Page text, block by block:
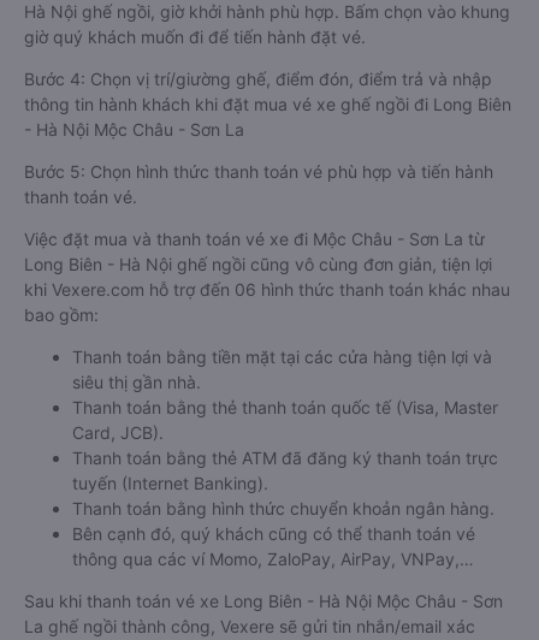
Hà Nội ghế ngồi, giờ khởi hành phù hợp. Bấm chọn vào khung
giờ quý khách muốn đi để tiến hành đặt vé.
Bước 4: Chọn vị trí/giường ghế, điểm đón, điểm trả và nhập
thông tin hành khách khi đặt mua vé xe ghế ngồi đi Long Biên
- Hà Nội Mộc Châu - Sơn La
Bước 5: Chọn hình thức thanh toán vé phù hợp và tiến hành
thanh toán vé.
Việc đặt mua và thanh toán vé xe đi Mộc Châu - Sơn La từ
Long Biên - Hà Nội ghế ngồi cũng vô cùng đơn giản, tiện lợi
khi Vexere.com hỗ trợ đến 06 hình thức thanh toán khác nhau
bao gồm:
Thanh toán bằng tiền mặt tại các cửa hàng tiện lợi và
siêu thị gần nhà.
Thanh toán bằng thẻ thanh toán quốc tế (Visa, Master
Card, JCB).
Thanh toán bằng thẻ ATM đã đăng ký thanh toán trực
tuyến (Internet Banking).
Thanh toán bằng hình thức chuyển khoản ngân hàng.
Bên cạnh đó, quý khách cũng có thể thanh toán vé
thông qua các ví Momo, ZaloPay, AirPay, VNPay,…
Sau khi thanh toán vé xe Long Biên - Hà Nội Mộc Châu - Sơn
La ghế ngồi thành công, Vexere sẽ gửi tin nhắn/email xác